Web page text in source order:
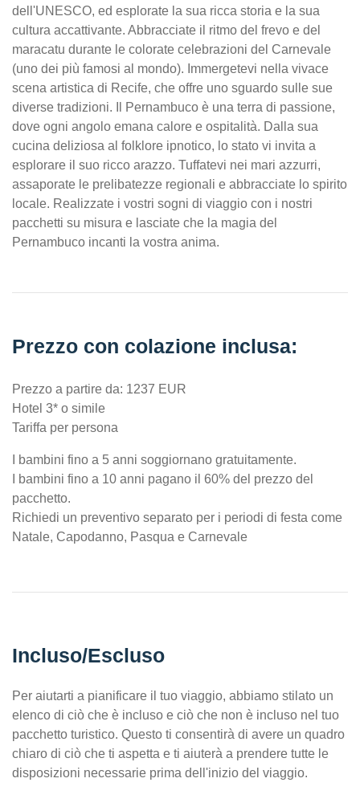
dell'UNESCO, ed esplorate la sua ricca storia e la sua
cultura accattivante. Abbracciate il ritmo del frevo e del
maracatu durante le colorate celebrazioni del Carnevale
(uno dei più famosi al mondo). Immergetevi nella vivace
scena artistica di Recife, che offre uno sguardo sulle sue
diverse tradizioni. Il Pernambuco è una terra di passione,
dove ogni angolo emana calore e ospitalità. Dalla sua
cucina deliziosa al folklore ipnotico, lo stato vi invita a
esplorare il suo ricco arazzo. Tuffatevi nei mari azzurri,
assaporate le prelibatezze regionali e abbracciate lo spirito
locale. Realizzate i vostri sogni di viaggio con i nostri
pacchetti su misura e lasciate che la magia del
Pernambuco incanti la vostra anima.
Prezzo con colazione inclusa:
Prezzo a partire da: 1237 EUR
Hotel 3* o simile
Tariffa per persona
I bambini fino a 5 anni soggiornano gratuitamente.
I bambini fino a 10 anni pagano il 60% del prezzo del
pacchetto.
Richiedi un preventivo separato per i periodi di festa come
Natale, Capodanno, Pasqua e Carnevale
Incluso/Escluso
Per aiutarti a pianificare il tuo viaggio, abbiamo stilato un
elenco di ciò che è incluso e ciò che non è incluso nel tuo
pacchetto turistico. Questo ti consentirà di avere un quadro
chiaro di ciò che ti aspetta e ti aiuterà a prendere tutte le
disposizioni necessarie prima dell'inizio del viaggio.